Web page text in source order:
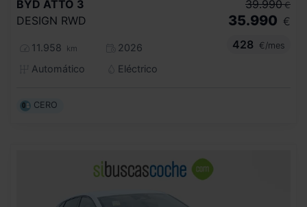
BYD ATTO 3
DESIGN RWD
11.958 km
2026
Automático
Eléctrico
39.990 €
35.990 €
428
€/mes
CERO